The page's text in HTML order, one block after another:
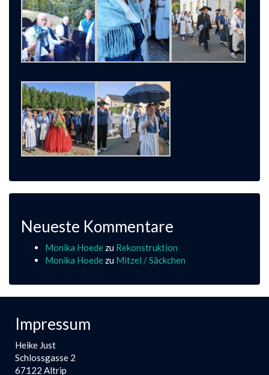
Neueste Kommentare
Monika Hoede zu Rekonstruktion
Monika Hoede zu Mitzel / Säckchen
Impressum
Heike Just
Schlossgasse 2
67122 Altrip